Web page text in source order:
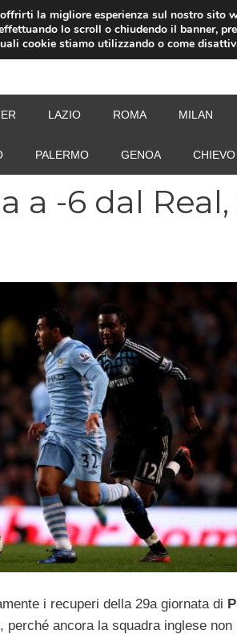
LAZIO ROMA MILAN
PALERMO GENOA CHIEVO
a -6 dal
i recuperi della 29a giornata di
, perché ancora la squadra inglese non
la migliore esperienza sul nostro sito
lo scroll o chiudendo il banner,
cookie stiamo utilizzando o come